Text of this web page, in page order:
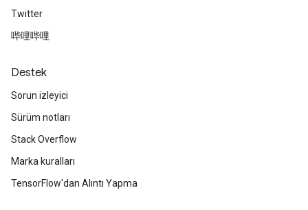
Twitter
哔哩哔哩
Destek
Sorun izleyici
Sürüm notları
Stack Overflow
Marka kuralları
TensorFlow'dan Alıntı Yapma